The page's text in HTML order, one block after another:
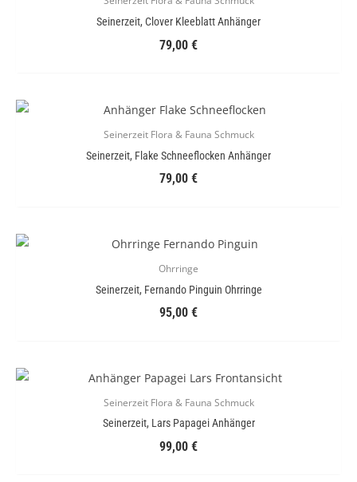
Seinerzeit, Clover Kleeblatt Anhänger
79,00 €
Seinerzeit Flora & Fauna Schmuck
Seinerzeit, Flake Schneeflocken Anhänger
79,00 €
Ohrringe
Seinerzeit, Fernando Pinguin Ohrringe
95,00 €
Seinerzeit Flora & Fauna Schmuck
Seinerzeit, Lars Papagei Anhänger
99,00 €